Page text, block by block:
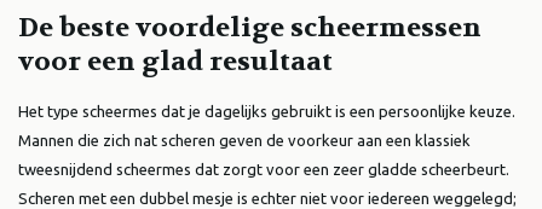
De beste voordelige scheermessen
voor een glad resultaat
Het type scheermes dat je dagelijks gebruikt is een persoonlijke keuze.
Mannen die zich nat scheren geven de voorkeur aan een klassiek
tweesnijdend scheermes dat zorgt voor een zeer gladde scheerbeurt.
Scheren met een dubbel mesje is echter niet voor iedereen weggelegd;